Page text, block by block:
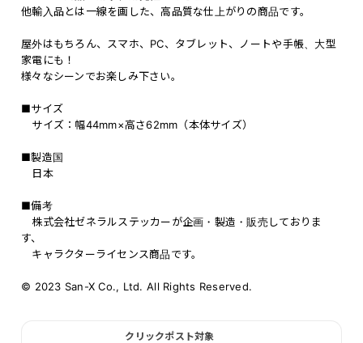
他輸入品とは一線を画した、高品質な仕上がりの商品です。
屋外はもちろん、スマホ、PC、タブレット、ノートや手帳、大型
家電にも！
様々なシーンでお楽しみ下さい。
■サイズ
サイズ：幅44mm×高さ62mm（本体サイズ）
■製造国
日本
■備考
株式会社ゼネラルステッカーが企画・製造・販売しておりま
す、
キャラクターライセンス商品です。
© 2023 San-X Co., Ltd. All Rights Reserved.
クリックポスト対象